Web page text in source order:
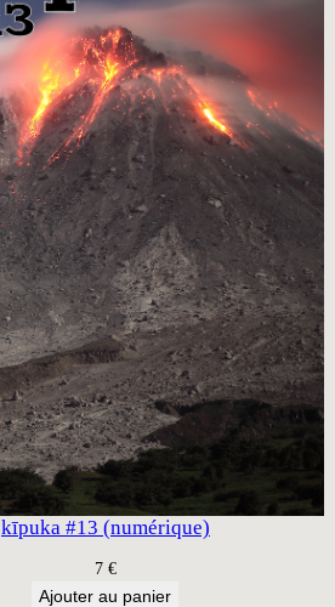
kīpuka #13 (numérique)
7 €
Ajouter au panier